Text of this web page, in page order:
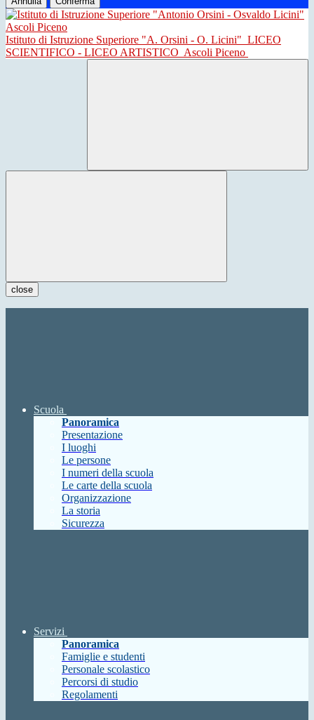
Istituto di Istruzione Superiore "A. Orsini - O. Licini" LICEO
SCIENTIFICO - LICEO ARTISTICO Ascoli Piceno
close
Scuola
Panoramica
Presentazione
I luoghi
Le persone
I numeri della scuola
Le carte della scuola
Organizzazione
La storia
Sicurezza
Servizi
Panoramica
Famiglie e studenti
Personale scolastico
Percorsi di studio
Regolamenti